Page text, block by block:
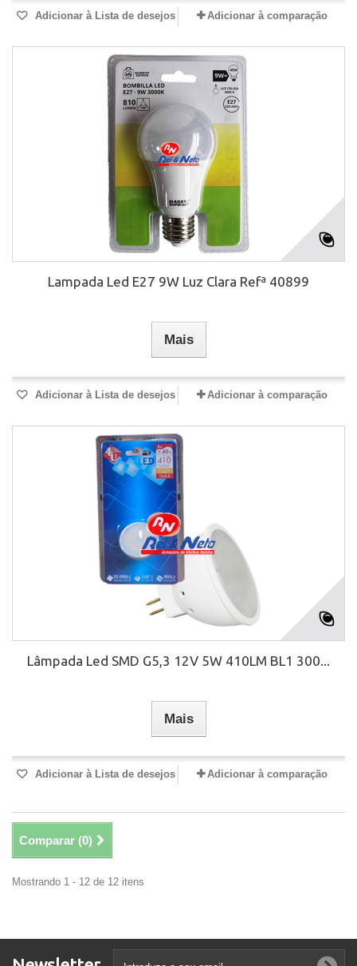
Adicionar à Lista de desejos Adicionar à comparação
Lampada Led E27 9W Luz Clara Refª 40899
Mais
Adicionar à Lista de desejos Adicionar à comparação
Lâmpada Led SMD G5,3 12V 5W 410LM BL1 300...
Mais
Adicionar à Lista de desejos Adicionar à comparação
Comparar (0)
Mostrando 1 - 12 de 12 itens